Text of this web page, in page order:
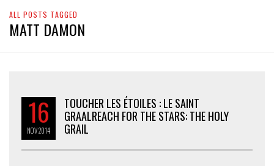
ALL POSTS TAGGED
MATT DAMON
16
NOV2014
TOUCHER LES ÉTOILES : LE SAINT
GRAALREACH FOR THE STARS: THE HOLY
GRAIL